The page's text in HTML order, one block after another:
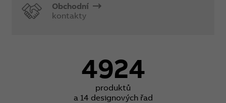
Obchodní
kontakty
4924
produktů
a 14 designových řad